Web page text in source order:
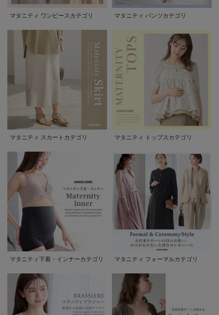
マタニティ ワンピースカテゴリ マタニティ パンツカテゴリ
マタニティ スカートカテゴリ マタニティ トップスカテゴリ
マタニティ下着・インナーカテゴリ マタニティ フォーマルカテゴリ